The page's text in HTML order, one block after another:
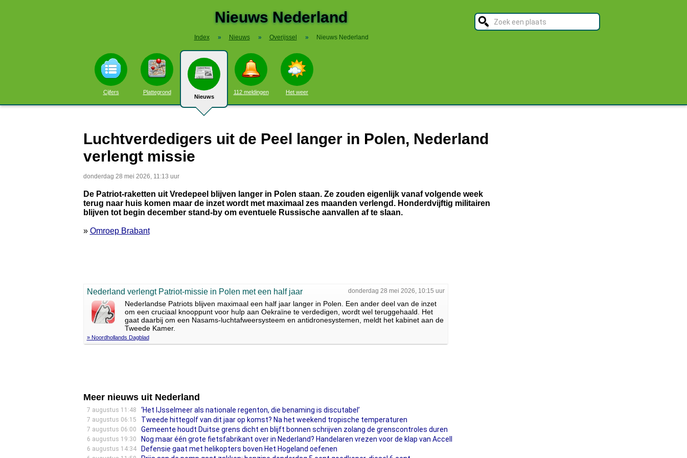
Nieuws Nederland
Index » Nieuws » Overijssel » Nieuws Nederland
Cijfers Plattegrond
Nieuws
112 meldingen Het weer
Luchtverdedigers uit de Peel langer in Polen, Nederland
verlengt missie
donderdag 28 mei 2026, 11:13 uur
De Patriot-raketten uit Vredepeel blijven langer in Polen staan. Ze zouden eigenlijk vanaf volgende week
terug naar huis komen maar de inzet wordt met maximaal zes maanden verlengd. Honderdvijftig militairen
blijven tot begin december stand-by om eventuele Russische aanvallen af te slaan.
» Omroep Brabant
donderdag 28 mei 2026, 10:15 uur
Nederland verlengt Patriot-missie in Polen met een half jaar
Nederlandse Patriots blijven maximaal een half jaar langer in Polen. Een ander deel van de inzet
om een cruciaal knooppunt voor hulp aan Oekraïne te verdedigen, wordt wel teruggehaald. Het
gaat daarbij om een Nasams-luchtafweersysteem en antidronesystemen, meldt het kabinet aan de
Tweede Kamer.
» Noordhollands Dagblad
Meer nieuws uit Nederland
7 augustus 11:48 ‘Het IJsselmeer als nationale regenton, die benaming is discutabel’
7 augustus 06:15 Tweede hittegolf van dit jaar op komst? Na het weekend tropische temperaturen
7 augustus 06:00 Gemeente houdt Duitse grens dicht en blijft bonnen schrijven zolang de grenscontroles duren
6 augustus 19:30 Nog maar één grote fietsfabrikant over in Nederland? Handelaren vrezen voor de klap van Accell
6 augustus 14:34 Defensie gaat met helikopters boven Het Hogeland oefenen